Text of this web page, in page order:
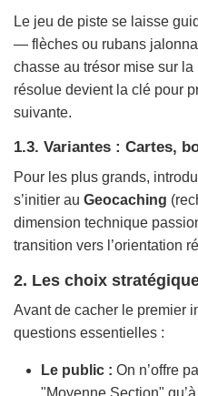
Le jeu de piste se laisse
— flèches ou rubans
chasse au trésor mise sur
résolue devient la clé pour
suivante.
1.3. Variantes : Cartes,
Pour les plus grands,
s’initier au Geocaching
dimension technique
transition vers l’orientation
2. Les choix
Avant de cacher le premier
questions essentielles :
Le public : On n’offre